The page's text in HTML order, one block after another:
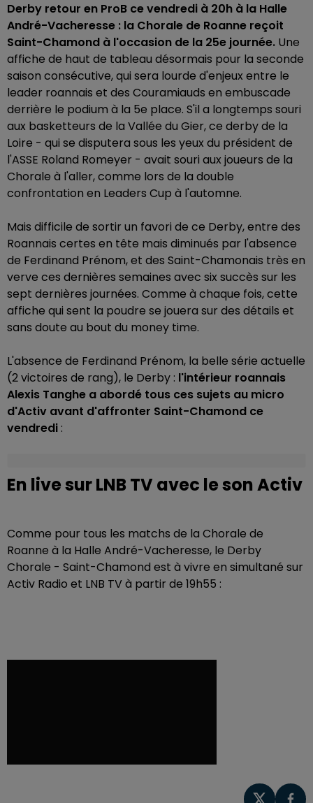
Derby retour en ProB ce vendredi à 20h à la Halle
André-Vacheresse : la Chorale de Roanne reçoit
Saint-Chamond à l'occasion de la 25e journée. Une
affiche de haut de tableau désormais pour la seconde
saison consécutive, qui sera lourde d'enjeux entre le
leader roannais et des Couramiauds en embuscade
derrière le podium à la 5e place. S'il a longtemps souri
aux basketteurs de la Vallée du Gier, ce derby de la
Loire - qui se disputera sous les yeux du président de
l'ASSE Roland Romeyer - avait souri aux joueurs de la
Chorale à l'aller, comme lors de la double
confrontation en Leaders Cup à l'automne.
Mais difficile de sortir un favori de ce Derby, entre des
Roannais certes en tête mais diminués par l'absence
de Ferdinand Prénom, et des Saint-Chamonais très en
verve ces dernières semaines avec six succès sur les
sept dernières journées. Comme à chaque fois, cette
affiche qui sent la poudre se jouera sur des détails et
sans doute au bout du money time.
L'absence de Ferdinand Prénom, la belle série actuelle
(2 victoires de rang), le Derby : l'intérieur roannais
Alexis Tanghe a abordé tous ces sujets au micro
d'Activ avant d'affronter Saint-Chamond ce
vendredi :
En live sur LNB TV avec le son Activ
Comme pour tous les matchs de la Chorale de
Roanne à la Halle André-Vacheresse, le Derby
Chorale - Saint-Chamond est à vivre en simultané sur
Activ Radio et LNB TV à partir de 19h55 :